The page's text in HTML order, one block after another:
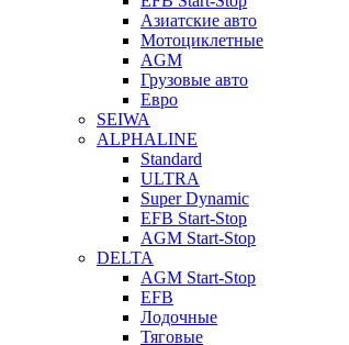
Азиатские авто
Мотоциклетные
AGM
Грузовые авто
Евро
SEIWA
ALPHALINE
Standard
ULTRA
Super Dynamic
EFB Start-Stop
AGM Start-Stop
DELTA
AGM Start-Stop
EFB
Лодочные
Тяговые